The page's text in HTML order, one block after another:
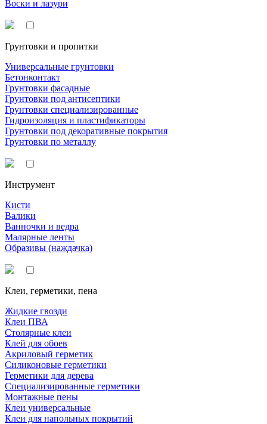
Воски и лазури
Грунтовки и пропитки
Универсальные грунтовки
Бетонконтакт
Грунтовки фасадные
Грунтовки под антисептики
Грунтовки специализированные
Гидроизоляция и пластификаторы
Грунтовки под декоративные покрытия
Грунтовки по металлу
Инструмент
Кисти
Валики
Ванночки и ведра
Малярные ленты
Образивы (наждачка)
Клеи, герметики, пена
Жидкие гвозди
Клеи ПВА
Столярные клеи
Клей для обоев
Акриловый герметик
Силиконовые герметики
Герметики для дерева
Специализированные герметики
Монтажные пены
Клеи универсальные
Клеи для напольных покрытий